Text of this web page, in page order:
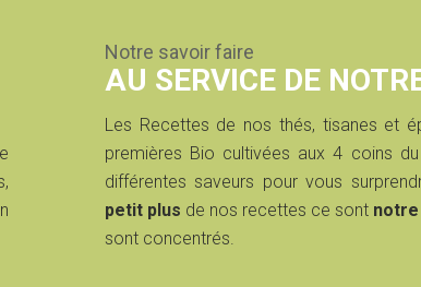
Notre savoir faire
AU SERVICE DE
Les Recettes de nos thés, tisanes et
premières Bio cultivées aux 4 coins
différentes saveurs pour vous
petit plus de nos recettes ce sont
sont concentrés.